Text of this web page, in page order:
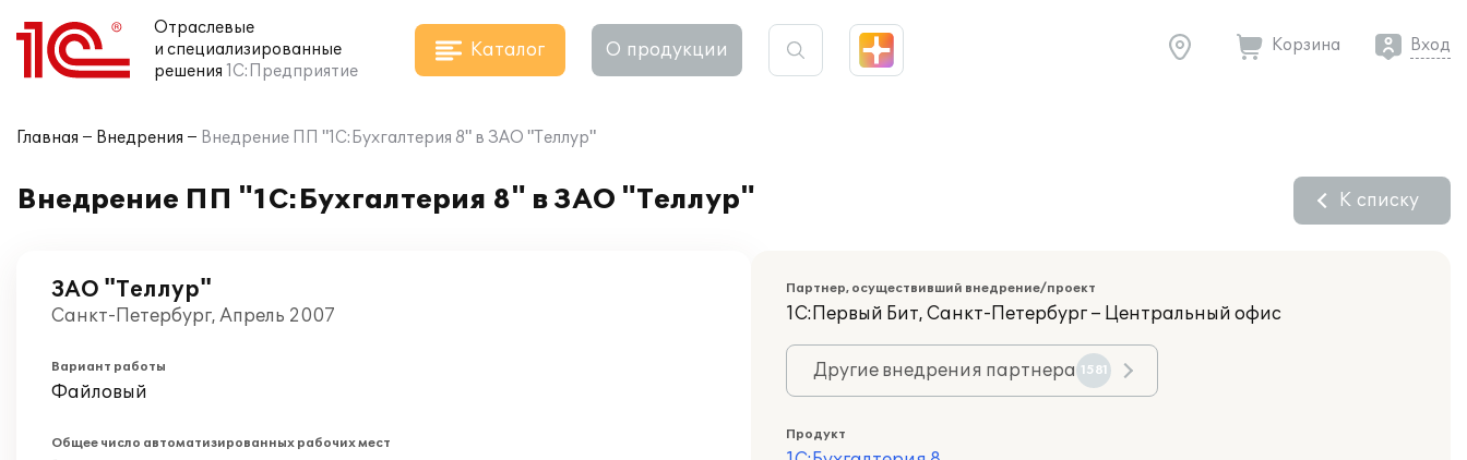
Отраслевые
и специализированные
решения 1С:Предприятие
Каталог О продукции Корзина Вход
Главная Внедрения Внедрение ПП "1С:Бухгалтерия 8" в ЗАО "Теллур"
Внедрение ПП "1С:Бухгалтерия 8" в ЗАО "Теллур" К списку
ЗАО "Теллур"
Санкт-Петербург, Апрель 2007
Вариант работы
Файловый
Общее число автоматизированных рабочих мест
Партнер, осуществивший внедрение/проект
1С:Первый Бит, Санкт-Петербург – Центральный офис
Другие внедрения партнера 1581
Продукт